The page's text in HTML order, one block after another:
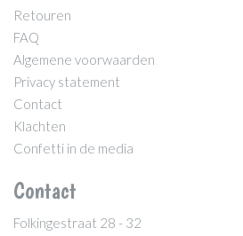
Retouren
FAQ
Algemene voorwaarden
Privacy statement
Contact
Klachten
Confetti in de media
Contact
Folkingestraat 28 - 32